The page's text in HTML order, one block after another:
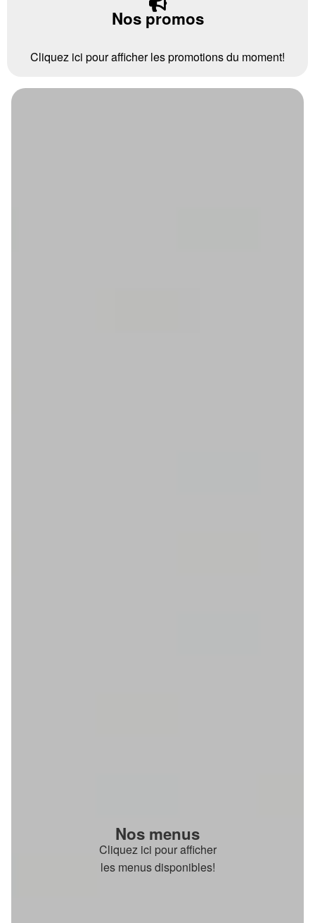
Nos promos
Cliquez ici pour afficher les promotions du moment!
Nos menus
Cliquez ici pour afficher
les menus disponibles!